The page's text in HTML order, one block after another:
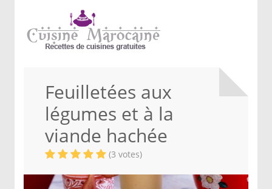
Feuilletées aux
légumes et à la
viande hachée
(3 votes)